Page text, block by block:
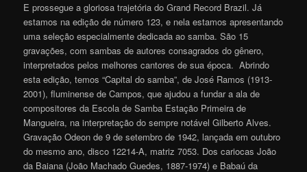
E prossegue a gloriosa trajetória do Grand Record Brazil. Já
estamos na edição de número 123, e nela estamos apresentando
uma seleção especialmente dedicada ao samba. São 15
gravações, com sambas de autores consagrados do gênero,
interpretados pelos melhores cantores de sua época. Abrindo
esta edição, temos “Capital do samba”, de José Ramos (1913-
2001), fluminense de Campos, que ajudou a fundar a ala de
compositores da Escola de Samba Estação Primeira de
Mangueira, na interpretação do sempre notável Gilberto Alves.
Gravação Odeon de 9 de setembro de 1942, lançada em outubro
do mesmo ano, disco 12214-A, matriz 7053. Dos cariocas João
da Baiana (João Machado Guedes, 1887-1974) e Babaú da